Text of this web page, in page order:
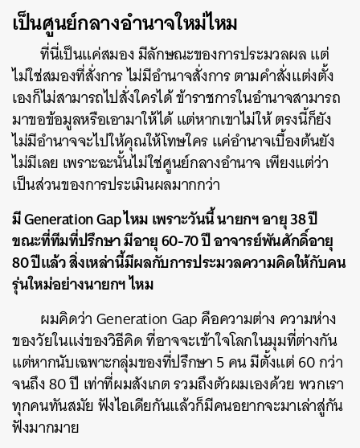
เป็นศูนย์กลางอำนาจใหม่ไหม
ที่นี่เป็นแค่สมอง มีลักษณะของการประมวลผล แต่
ไม่ใช่สมองที่สั่งการ ไม่มีอำนาจสั่งการ ตามคำสั่งแต่งตั้ง
เองก็ไม่สามารถไปสั่งใครได้ ข้าราชการในอำนาจสามารถ
มาขอข้อมูลหรือเอามาให้ได้ แต่หากเขาไม่ให้ ตรงนี้ก็ยัง
ไม่มีอำนาจจะไปให้คุณให้โทษใคร แค่อำนาจเบื้องต้นยัง
ไม่มีเลย เพราะฉะนั้นไม่ใช่ศูนย์กลางอำนาจ เพียงแต่ว่า
เป็นส่วนของการประเมินผลมากกว่า
มี Generation Gap ไหม เพราะวันนี้ นายกฯ อายุ 38 ปี
ขณะที่ทีมที่ปรึกษา มีอายุ 60-70 ปี อาจารย์พันศักดิ์อายุ
80 ปีแล้ว สิ่งเหล่านี้มีผลกับการประมวลความคิดให้กับคน
รุ่นใหม่อย่างนายกฯ ไหม
ผมคิดว่า Generation Gap คือความต่าง ความห่าง
ของวัยในแง่ของวิธีคิด ที่อาจจะเข้าใจโลกในมุมที่ต่างกัน
แต่หากนับเฉพาะกลุ่มของที่ปรึกษา 5 คน มีตั้งแต่ 60 กว่า
จนถึง 80 ปี เท่าที่ผมสังเกต รวมถึงตัวผมเองด้วย พวกเรา
ทุกคนทันสมัย ฟังไอเดียกันแล้วก็มีคนอยากจะมาเล่าสู่กัน
ฟังมากมาย